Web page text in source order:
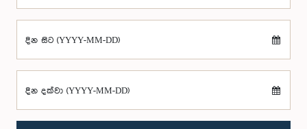
දින සිට (YYYY-MM-DD)
දින දක්වා (YYYY-MM-DD)